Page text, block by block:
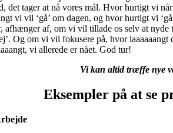
det tager at nå vores mål. Hvor hurtigt vi
vi vil ‘gå’ om dagen, og hvor hurtigt vi
afhænger af, om vi vil tillade os selv at nyde
Og om vi vil fokusere på, hvor laaaaaangt
vi allerede er nået. God tur!
Vi kan altid træffe nye
Eksempler på at se